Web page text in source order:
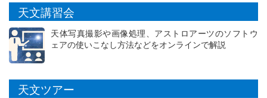
天文講習会
天体写真撮影や画像処理、アストロアーツのソフトウ
ェアの使いこなし方法などをオンラインで解説
天文ツアー